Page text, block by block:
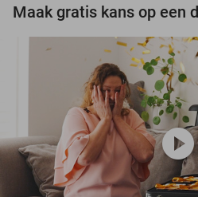
play_circle